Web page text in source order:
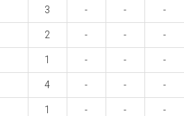
3 - - -
2 - - -
1 - - -
4 - - -
1 - - -